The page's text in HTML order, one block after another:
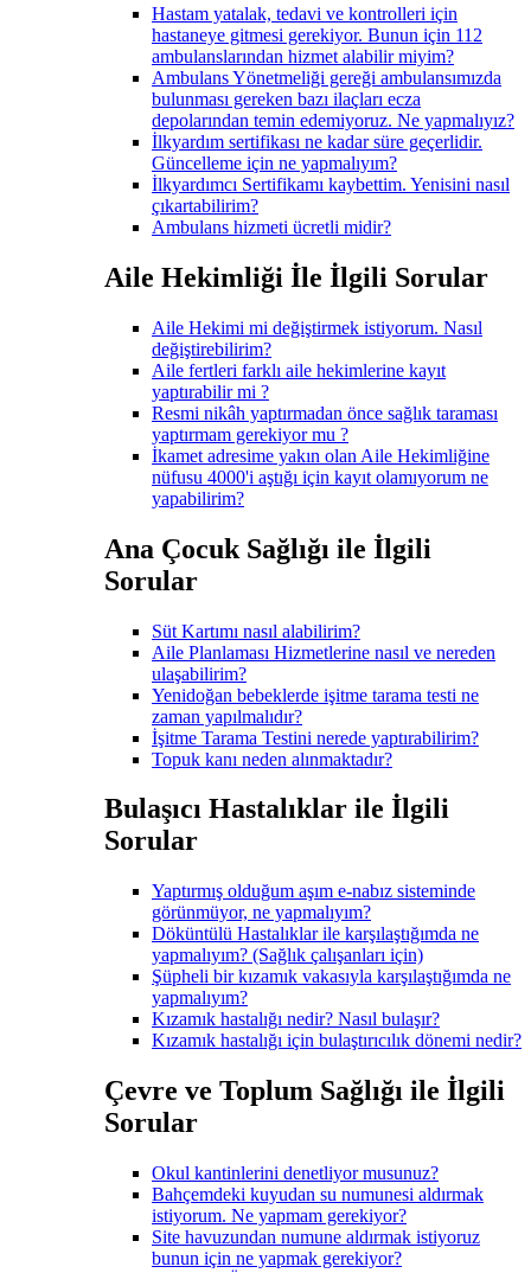
Hastam yatalak, tedavi ve kontrolleri için
hastaneye gitmesi gerekiyor. Bunun için 112
ambulanslarından hizmet alabilir miyim?
Ambulans Yönetmeliği gereği ambulansımızda
bulunması gereken bazı ilaçları ecza
depolarından temin edemiyoruz. Ne yapmalıyız?
İlkyardım sertifikası ne kadar süre geçerlidir.
Güncelleme için ne yapmalıyım?
İlkyardımcı Sertifikamı kaybettim. Yenisini nasıl
çıkartabilirim?
Ambulans hizmeti ücretli midir?
Aile Hekimliği İle İlgili Sorular
Aile Hekimi mi değiştirmek istiyorum. Nasıl
değiştirebilirim?
Aile fertleri farklı aile hekimlerine kayıt
yaptırabilir mi ?
Resmi nikâh yaptırmadan önce sağlık taraması
yaptırmam gerekiyor mu ?
İkamet adresime yakın olan Aile Hekimliğine
nüfusu 4000'i aştığı için kayıt olamıyorum ne
yapabilirim?
Ana Çocuk Sağlığı ile İlgili
Sorular
Süt Kartımı nasıl alabilirim?
Aile Planlaması Hizmetlerine nasıl ve nereden
ulaşabilirim?
Yenidoğan bebeklerde işitme tarama testi ne
zaman yapılmalıdır?
İşitme Tarama Testini nerede yaptırabilirim?
Topuk kanı neden alınmaktadır?
Bulaşıcı Hastalıklar ile İlgili
Sorular
Yaptırmış olduğum aşım e-nabız sisteminde
görünmüyor, ne yapmalıyım?
Döküntülü Hastalıklar ile karşılaştığımda ne
yapmalıyım? (Sağlık çalışanları için)
Şüpheli bir kızamık vakasıyla karşılaştığımda ne
yapmalıyım?
Kızamık hastalığı nedir? Nasıl bulaşır?
Kızamık hastalığı için bulaştırıcılık dönemi nedir?
Çevre ve Toplum Sağlığı ile İlgili
Sorular
Okul kantinlerini denetliyor musunuz?
Bahçemdeki kuyudan su numunesi aldırmak
istiyorum. Ne yapmam gerekiyor?
Site havuzundan numune aldırmak istiyoruz
bunun için ne yapmak gerekiyor?